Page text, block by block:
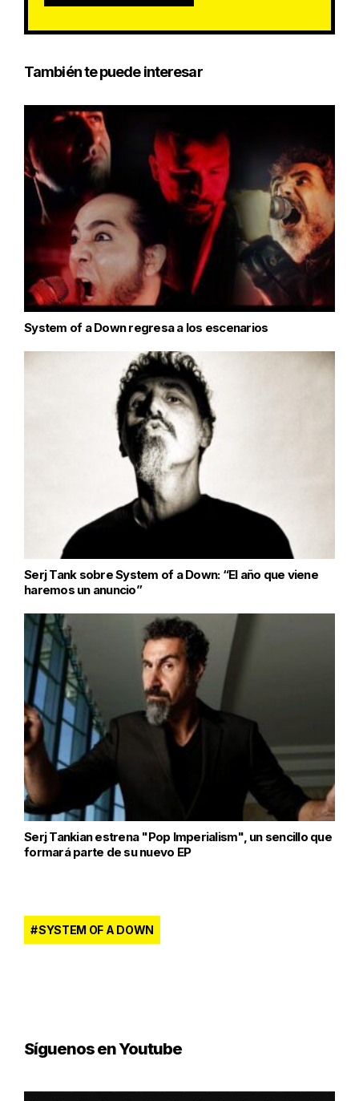
También te puede interesar
System of a Down regresa a los escenarios
Serj Tank sobre System of a Down: “El año que viene
haremos un anuncio”
Serj Tankian estrena "Pop Imperialism", un sencillo que
formará parte de su nuevo EP
SYSTEM OF A DOWN
Síguenos en Youtube